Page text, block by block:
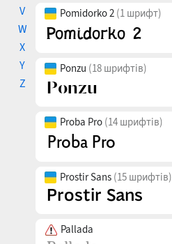
V
W
X
Y
Z
Pomidorko 2 (1 шрифт)
Ponzu (18 шрифтів)
Proba Pro (14 шрифтів)
Prostir Sans (15 шрифтів)
Pallada